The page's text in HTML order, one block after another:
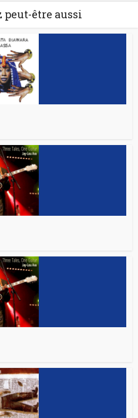
peut-être aussi